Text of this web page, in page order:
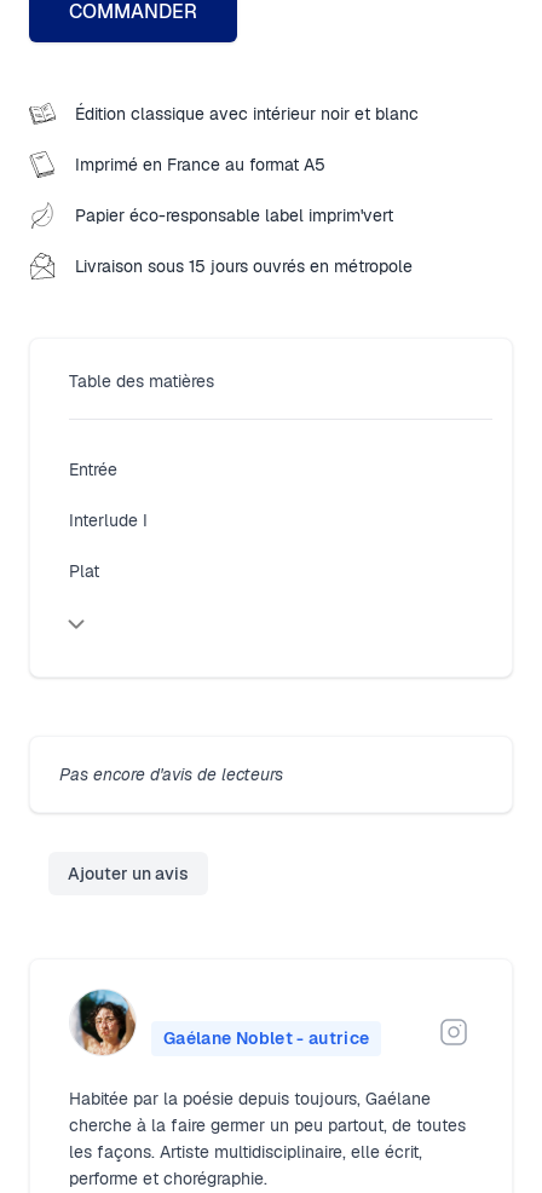
COMMANDER
Édition classique avec intérieur noir et blanc
Imprimé en France au format A5
Papier éco-responsable label imprim'vert
Livraison sous 15 jours ouvrés en métropole
Table des matières
Entrée
Interlude I
Plat
Pas encore d'avis de lecteurs
Ajouter un avis
Gaélane Noblet - autrice
Habitée par la poésie depuis toujours, Gaélane
cherche à la faire germer un peu partout, de toutes
les façons. Artiste multidisciplinaire, elle écrit,
performe et chorégraphie.